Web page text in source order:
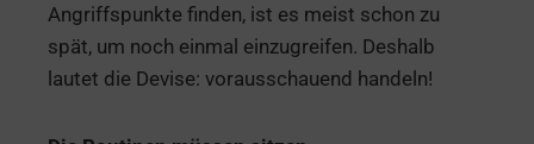
Angriffspunkte finden, ist es meist schon zu
spät, um noch einmal einzugreifen. Deshalb
lautet die Devise: vorausschauend handeln!